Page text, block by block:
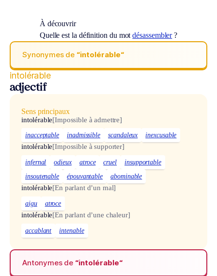
À découvrir
Quelle est la définition du motdésassembler?
Synonymes de “intolérable“
intolérable
adjectif
Sens principaux
intolérable[Impossible à admettre]
inacceptable inadmissible scandaleux inexcusable
intolérable[Impossible à supporter]
infernal odieux atroce cruel
insupportable
insoutenable
épouvantable abominable
intolérable[En parlant d’un mal]
aigu atroce
intolérable[En parlant d’une chaleur]
accablant intenable
Antonymes de “intolérable“